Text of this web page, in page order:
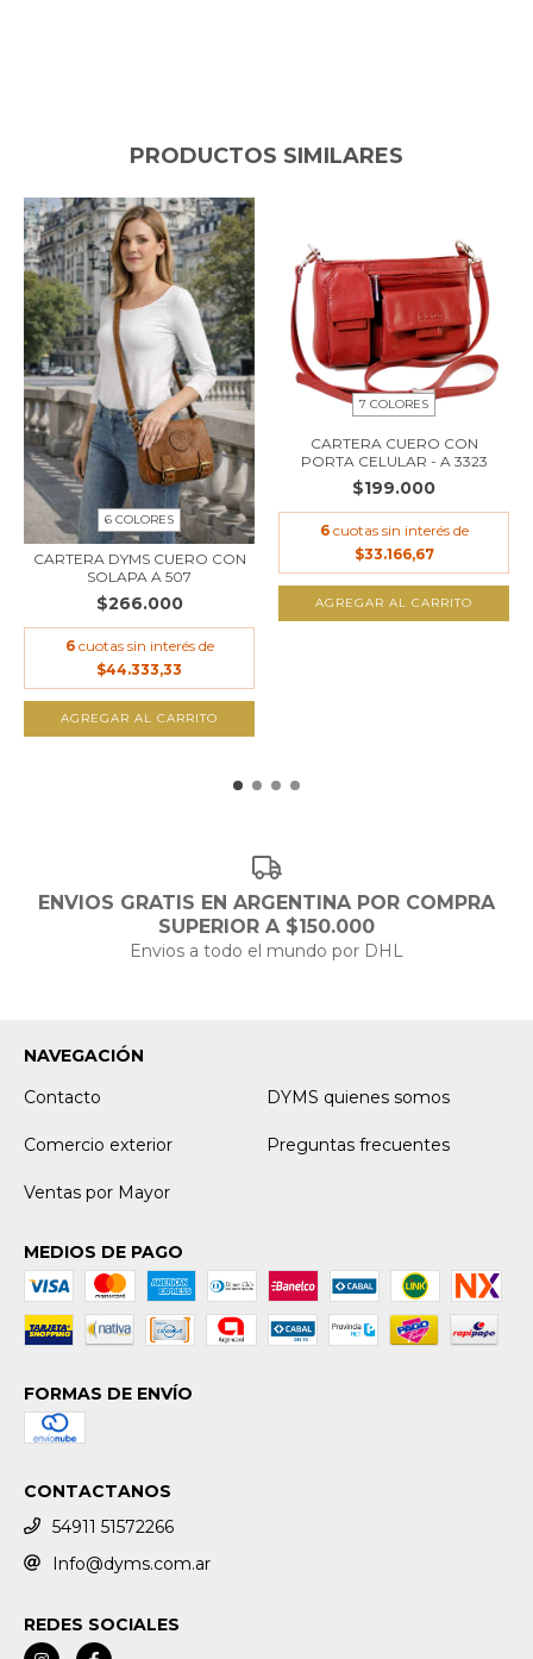
PRODUCTOS SIMILARES
6 COLORES
CARTERA DYMS CUERO CON
SOLAPA A 507
$266.000
6 cuotas sin interés de
$44.333,33
AGREGAR AL CARRITO
7 COLORES
CARTERA CUERO CON
PORTA CELULAR - A 3323
$199.000
6 cuotas sin interés de
$33.166,67
AGREGAR AL CARRITO
ENVIOS GRATIS EN ARGENTINA POR COMPRA
SUPERIOR A $150.000
Envios a todo el mundo por DHL
NAVEGACIÓN
Contacto
DYMS quienes somos
Comercio exterior Preguntas frecuentes
Ventas por Mayor
MEDIOS DE PAGO
FORMAS DE ENVÍO
CONTACTANOS
54911 51572266
Info@dyms.com.ar
REDES SOCIALES